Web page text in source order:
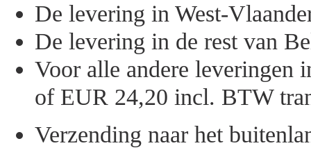
De levering in West-
De levering in de rest van
Voor alle andere
of EUR 24,20 incl. BTW
Verzending naar het